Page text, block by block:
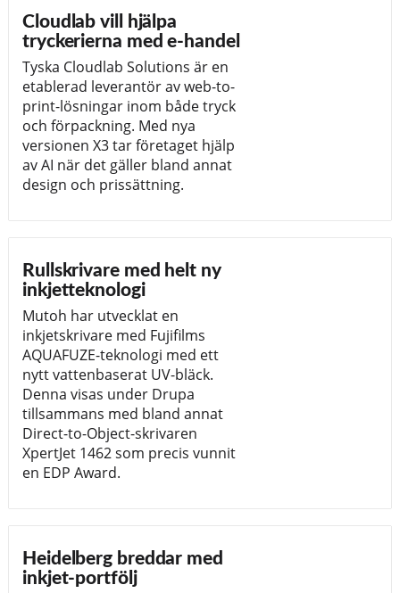
Cloudlab vill hjälpa
tryckerierna med e-handel
Tyska Cloudlab Solutions är en
etablerad leverantör av web-to-
print-lösningar inom både tryck
och förpackning. Med nya
versionen X3 tar företaget hjälp
av AI när det gäller bland annat
design och prissättning.
Rullskrivare med helt ny
inkjetteknologi
Mutoh har utvecklat en
inkjetskrivare med Fujifilms
AQUAFUZE-teknologi med ett
nytt vattenbaserat UV-bläck.
Denna visas under Drupa
tillsammans med bland annat
Direct-to-Object-skrivaren
XpertJet 1462 som precis vunnit
en EDP Award.
Heidelberg breddar med
inkjet-portfölj